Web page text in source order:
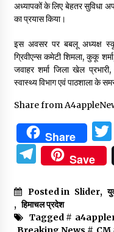
अध्यापकों के लिए बेहतर सुविधा
का प्रयास किया।
इस अवसर पर बबलू अध्यक्ष
ग्रिवीएन्स कमेटी शिमला, कुकू
जवाहर शर्मा जिला खेल
स्वास्थ्य विभाग एवं पाठशाला के
Share from
Share
Save
Posted in Slider,
, हिमाचल प्रदेश
Tagged #